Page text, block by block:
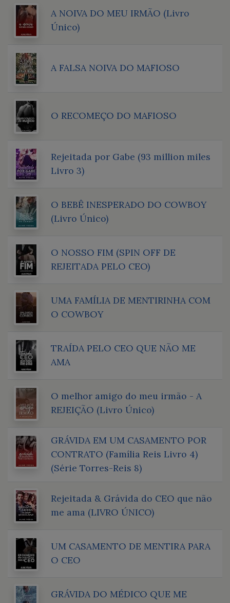
A NOIVA DO MEU IRMÃO (Livro
Único)
A FALSA NOIVA DO MAFIOSO
O RECOMEÇO DO MAFIOSO
Rejeitada por Gabe (93 million miles
Livro 3)
O BEBÊ INESPERADO DO COWBOY
(Livro Único)
O NOSSO FIM (SPIN OFF DE
REJEITADA PELO CEO)
UMA FAMÍLIA DE MENTIRINHA COM
O COWBOY
TRAÍDA PELO CEO QUE NÃO ME
AMA
O melhor amigo do meu irmão - A
REJEIÇÃO (Livro Único)
GRÁVIDA EM UM CASAMENTO POR
CONTRATO (Família Reis Livro 4)
(Série Torres-Reis 8)
Rejeitada & Grávida do CEO que não
me ama (LIVRO ÚNICO)
UM CASAMENTO DE MENTIRA PARA
O CEO
GRÁVIDA DO MÉDICO QUE ME